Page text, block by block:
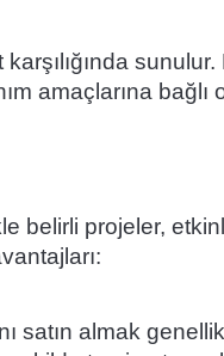
amaçlarına bağlı
belirli projeler,
satın almak